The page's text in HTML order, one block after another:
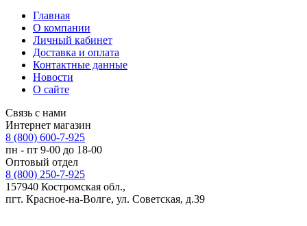
Главная
О компании
Личный кабинет
Доставка и оплата
Контактные данные
Новости
О сайте
Связь с нами
Интернет магазин
8 (800) 600-7-925
пн - пт 9-00 до 18-00
Оптовый отдел
8 (800) 250-7-925
157940 Костромская обл.,
пгт. Красное-на-Волге, ул. Советская, д.39